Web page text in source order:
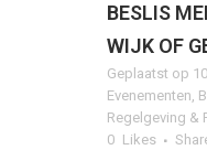
BESLIS
WIJK OF
Geplaatst op
Evenementen,
Regelgeving &
0 Likes